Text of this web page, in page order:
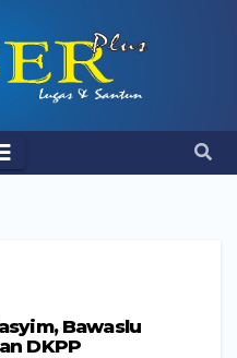
Bawaslu
DKPP